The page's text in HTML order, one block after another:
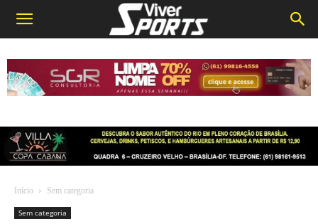
Início Sem categoria
Sem categoria